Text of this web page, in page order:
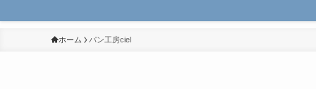
ホーム パン工房ciel